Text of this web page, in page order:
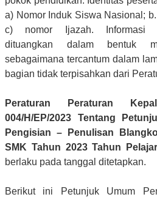
a) Nomor Induk Siswa Nasional;
c) nomor Ijazah. Informasi
dituangkan dalam bentuk
sebagaimana tercantum dalam
bagian tidak terpisahkan dari
Peraturan Peraturan
004/H/EP/2023 Tentang
Pengisian – Penulisan
SMK Tahun 2023 Tahun
berlaku pada tanggal ditetapkan.
Berikut ini Petunjuk Umum